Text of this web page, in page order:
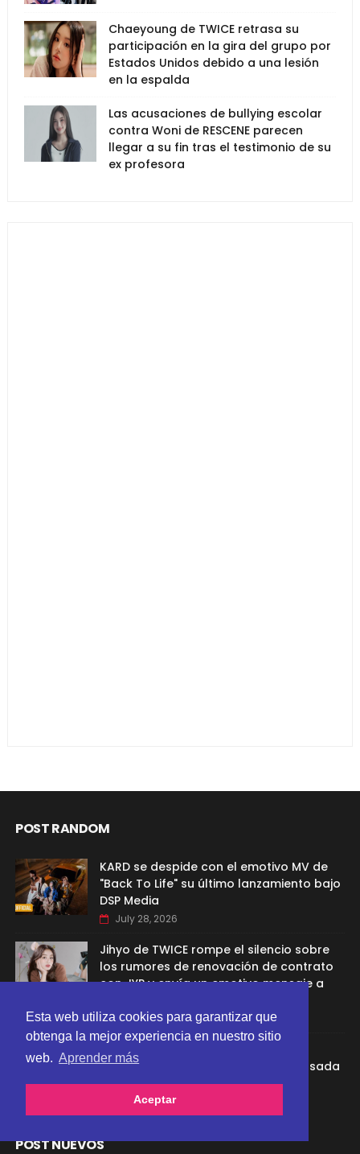
Esta web utiliza cookies para garantizar que
obtenga la mejor experiencia en nuestro sitio
web. Aprender más
Aceptar
Chaeyoung de TWICE retrasa su
participación en la gira del grupo por
Estados Unidos debido a una lesión
en la espalda
Las acusaciones de bullying escolar
contra Woni de RESCENE parecen
llegar a su fin tras el testimonio de su
ex profesora
POST RANDOM
KARD se despide con el emotivo MV de
"Back To Life" su último lanzamiento bajo
DSP Media
July 28, 2026
Jihyo de TWICE rompe el silencio sobre
los rumores de renovación de contrato
con JYP y envía un emotivo mensaje a
July 28, 2026
"Tick-Tack" de ILLIT supera los 200
millones en stream en Spotify impulsada
por su éxito en redes sociales
July 28, 2026
POST NUEVOS